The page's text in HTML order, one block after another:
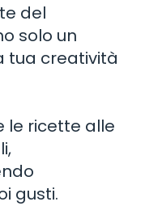
del
solo un
tua creatività
le ricette alle
gusti.